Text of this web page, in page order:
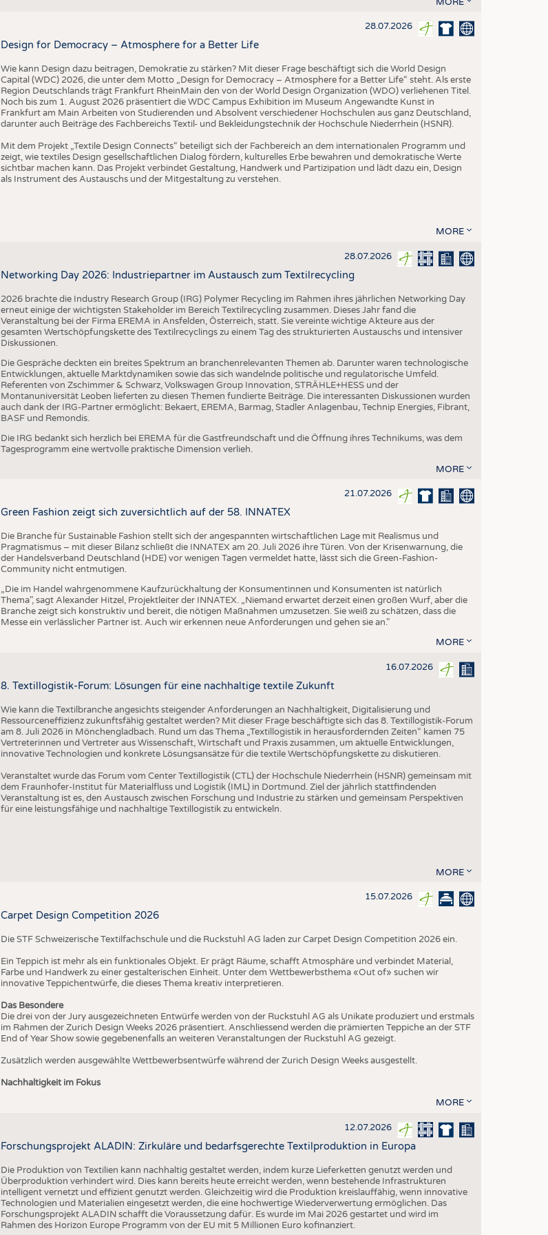
AUSSCHREIBUNGEN
DTV AUSSCHREIBUNGSDIENST
TERMINE
BRANCHENTERMINE
28.07.2026
Design for Democracy – Atmosphere for a Better Life
Wie kann Design dazu beitragen, Demokratie zu stärken? Mit dieser Frage beschäftigt sich die World Design
Capital (WDC) 2026, die unter dem Motto „Design for Democracy – Atmosphere for a Better Life“ steht. Als erste
Region Deutschlands trägt Frankfurt RheinMain den von der World Design Organization (WDO) verliehenen Titel.
Noch bis zum 1. August 2026 präsentiert die WDC Campus Exhibition im Museum Angewandte Kunst in
Frankfurt am Main Arbeiten von Studierenden und Absolvent verschiedener Hochschulen aus ganz Deutschland,
darunter auch Beiträge des Fachbereichs Textil- und Bekleidungstechnik der Hochschule Niederrhein (HSNR).
Mit dem Projekt „Textile Design Connects“ beteiligt sich der Fachbereich an dem internationalen Programm und
zeigt, wie textiles Design gesellschaftlichen Dialog fördern, kulturelles Erbe bewahren und demokratische Werte
sichtbar machen kann. Das Projekt verbindet Gestaltung, Handwerk und Partizipation und lädt dazu ein, Design
als Instrument des Austauschs und der Mitgestaltung zu verstehen.
MORE
28.07.2026
Networking Day 2026: Industriepartner im Austausch zum Textilrecycling
2026 brachte die Industry Research Group (IRG) Polymer Recycling im Rahmen ihres jährlichen Networking Day
erneut einige der wichtigsten Stakeholder im Bereich Textilrecycling zusammen. Dieses Jahr fand die
Veranstaltung bei der Firma EREMA in Ansfelden, Österreich, statt. Sie vereinte wichtige Akteure aus der
gesamten Wertschöpfungskette des Textilrecyclings zu einem Tag des strukturierten Austauschs und intensiver
Diskussionen.
Die Gespräche deckten ein breites Spektrum an branchenrelevanten Themen ab. Darunter waren technologische
Entwicklungen, aktuelle Marktdynamiken sowie das sich wandelnde politische und regulatorische Umfeld.
Referenten von Zschimmer & Schwarz, Volkswagen Group Innovation, STRÄHLE+HESS und der
Montanuniversität Leoben lieferten zu diesen Themen fundierte Beiträge. Die interessanten Diskussionen wurden
auch dank der IRG-Partner ermöglicht: Bekaert, EREMA, Barmag, Stadler Anlagenbau, Technip Energies, Fibrant,
BASF und Remondis.
Die IRG bedankt sich herzlich bei EREMA für die Gastfreundschaft und die Öffnung ihres Technikums, was dem
Tagesprogramm eine wertvolle praktische Dimension verlieh.
MORE
21.07.2026
Green Fashion zeigt sich zuversichtlich auf der 58. INNATEX
Die Branche für Sustainable Fashion stellt sich der angespannten wirtschaftlichen Lage mit Realismus und
Pragmatismus – mit dieser Bilanz schließt die INNATEX am 20. Juli 2026 ihre Türen. Von der Krisenwarnung, die
der Handelsverband Deutschland (HDE) vor wenigen Tagen vermeldet hatte, lässt sich die Green-Fashion-
Community nicht entmutigen.
„Die im Handel wahrgenommene Kaufzurückhaltung der Konsumentinnen und Konsumenten ist natürlich
Thema", sagt Alexander Hitzel, Projektleiter der INNATEX. „Niemand erwartet derzeit einen großen Wurf, aber die
Branche zeigt sich konstruktiv und bereit, die nötigen Maßnahmen umzusetzen. Sie weiß zu schätzen, dass die
Messe ein verlässlicher Partner ist. Auch wir erkennen neue Anforderungen und gehen sie an."
MORE
16.07.2026
8. Textillogistik-Forum: Lösungen für eine nachhaltige textile Zukunft
Wie kann die Textilbranche angesichts steigender Anforderungen an Nachhaltigkeit, Digitalisierung und
Ressourceneffizienz zukunftsfähig gestaltet werden? Mit dieser Frage beschäftigte sich das 8. Textillogistik-Forum
am 8. Juli 2026 in Mönchengladbach. Rund um das Thema „Textillogistik in herausfordernden Zeiten“ kamen 75
Vertreterinnen und Vertreter aus Wissenschaft, Wirtschaft und Praxis zusammen, um aktuelle Entwicklungen,
innovative Technologien und konkrete Lösungsansätze für die textile Wertschöpfungskette zu diskutieren.
Veranstaltet wurde das Forum vom Center Textillogistik (CTL) der Hochschule Niederrhein (HSNR) gemeinsam mit
dem Fraunhofer-Institut für Materialfluss und Logistik (IML) in Dortmund. Ziel der jährlich stattfindenden
Veranstaltung ist es, den Austausch zwischen Forschung und Industrie zu stärken und gemeinsam Perspektiven
für eine leistungsfähige und nachhaltige Textillogistik zu entwickeln.
MORE
15.07.2026
Carpet Design Competition 2026
Die STF Schweizerische Textilfachschule und die Ruckstuhl AG laden zur Carpet Design Competition 2026 ein.
Ein Teppich ist mehr als ein funktionales Objekt. Er prägt Räume, schafft Atmosphäre und verbindet Material,
Farbe und Handwerk zu einer gestalterischen Einheit. Unter dem Wettbewerbsthema «Out of» suchen wir
innovative Teppichentwürfe, die dieses Thema kreativ interpretieren.
Das Besondere
Die drei von der Jury ausgezeichneten Entwürfe werden von der Ruckstuhl AG als Unikate produziert und erstmals
im Rahmen der Zurich Design Weeks 2026 präsentiert. Anschliessend werden die prämierten Teppiche an der STF
End of Year Show sowie gegebenenfalls an weiteren Veranstaltungen der Ruckstuhl AG gezeigt.
Zusätzlich werden ausgewählte Wettbewerbsentwürfe während der Zurich Design Weeks ausgestellt.
Nachhaltigkeit im Fokus
MORE
12.07.2026
Forschungsprojekt ALADIN: Zirkuläre und bedarfsgerechte Textilproduktion in Europa
Die Produktion von Textilien kann nachhaltig gestaltet werden, indem kurze Lieferketten genutzt werden und
Überproduktion verhindert wird. Dies kann bereits heute erreicht werden, wenn bestehende Infrastrukturen
intelligent vernetzt und effizient genutzt werden. Gleichzeitig wird die Produktion kreislauffähig, wenn innovative
Technologien und Materialien eingesetzt werden, die eine hochwertige Wiederverwertung ermöglichen. Das
Forschungsprojekt ALADIN schafft die Voraussetzung dafür. Es wurde im Mai 2026 gestartet und wird im
Rahmen des Horizon Europe Programm von der EU mit 5 Millionen Euro kofinanziert.